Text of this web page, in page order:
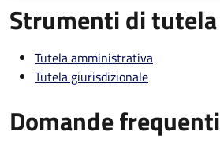
Strumenti di tutela
Tutela amministrativa
Tutela giurisdizionale
Domande frequenti